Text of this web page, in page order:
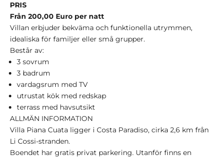
PRIS
Från 200,00 Euro per natt
Villan erbjuder bekväma och funktionella utrymmen,
idealiska för familjer eller små grupper.
Består av:
3 sovrum
3 badrum
vardagsrum med TV
utrustat kök med redskap
terrass med havsutsikt
ALLMÄN INFORMATION
Villa Piana Cuata ligger i Costa Paradiso, cirka 2,6 km från
Li Cossi-stranden.
Boendet har gratis privat parkering. Utanför finns en